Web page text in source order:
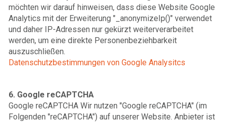
möchten wir darauf hinweisen, dass diese Website Google
Analytics mit der Erweiterung "_anonymizeIp()" verwendet
und daher IP-Adressen nur gekürzt weiterverarbeitet
werden, um eine direkte Personenbeziehbarkeit
auszuschließen.
sctisylanA elgooG nov negnummitsebztuhcsnetaD
6. Google reCAPTCHA
Google reCAPTCHA Wir nutzen "Google reCAPTCHA" (im
Folgenden "reCAPTCHA") auf unserer Website. Anbieter ist